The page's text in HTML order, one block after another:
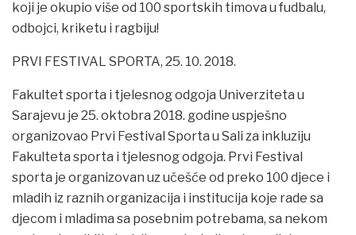
koji je okupio više od 100 sportskih timova u fudbalu,
odbojci, kriketu i ragbiju!
PRVI FESTIVAL SPORTA, 25. 10. 2018.
Fakultet sporta i tjelesnog odgoja Univerziteta u
Sarajevu je 25. oktobra 2018. godine uspješno
organizovao Prvi Festival Sporta u Sali za inkluziju
Fakulteta sporta i tjelesnog odgoja. Prvi Festival
sporta je organizovan uz učešće od preko 100 djece i
mladih iz raznih organizacija i institucija koje rade sa
djecom i mladima sa posebnim potrebama, sa nekom